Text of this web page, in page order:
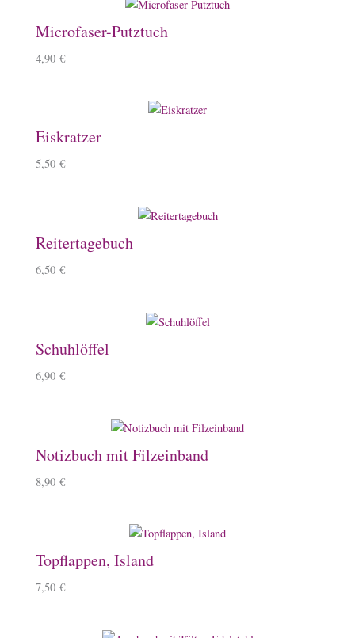
Microfaser-Putztuch
4,90 €
Eiskratzer
5,50 €
Reitertagebuch
6,50 €
Schuhlöffel
6,90 €
Notizbuch mit Filzeinband
8,90 €
Topflappen, Island
7,50 €